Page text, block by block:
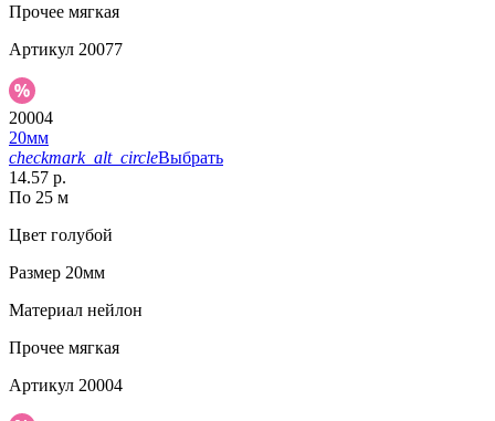
Прочее мягкая
Артикул 20077
20004
20мм
checkmark_alt_circleВыбрать
14.57 р.
По 25 м
Цвет голубой
Размер 20мм
Материал нейлон
Прочее мягкая
Артикул 20004